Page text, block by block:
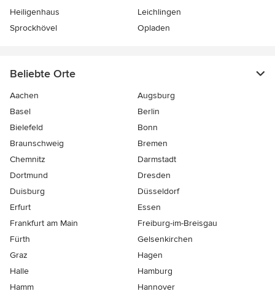
Heiligenhaus
Leichlingen
Sprockhövel
Opladen
Beliebte Orte
Aachen
Augsburg
Basel
Berlin
Bielefeld
Bonn
Braunschweig
Bremen
Chemnitz
Darmstadt
Dortmund
Dresden
Duisburg
Düsseldorf
Erfurt
Essen
Frankfurt am Main
Freiburg-im-Breisgau
Fürth
Gelsenkirchen
Graz
Hagen
Halle
Hamburg
Hamm
Hannover